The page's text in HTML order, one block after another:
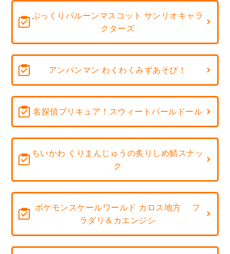
ぷっくりバルーンマスコット サンリオキャラ
クターズ
アンパンマン わくわくみずあそび！
名探偵プリキュア！スウィートパールドール
ちいかわ くりまんじゅうの炙りしめ鯖スナッ
ク
ポケモンスケールワールド カロス地方 フ
ラダリ＆カエンジシ